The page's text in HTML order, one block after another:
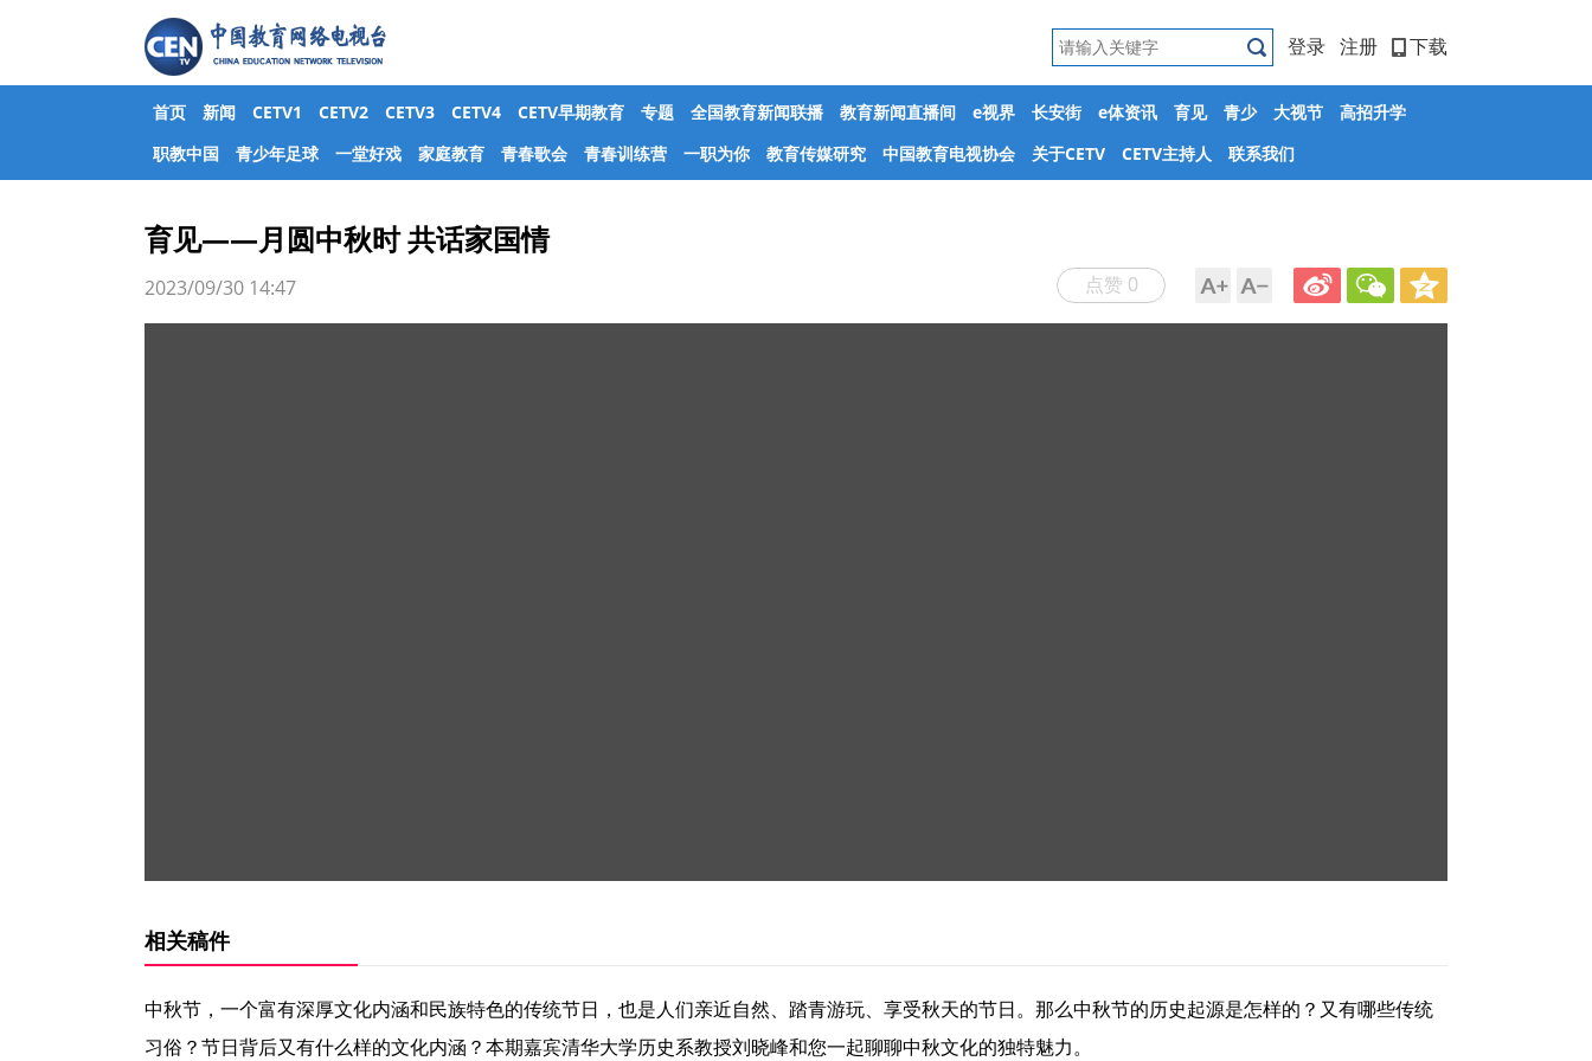
登录 注册 下载
首页 新闻 CETV1 CETV2 CETV3 CETV4 CETV早期教育 专题 全国教育新闻联播 教育新闻直播间 e视界 长安街 e体资讯 育见 青少 大视节
高招升学
职教中国
青少年足球 一堂好戏 家庭教育 青春歌会 青春训练营 一职为你 教育传媒研究 中国教育电视协会 关于CETV CETV主持人 联系我们
育见——月圆中秋时 共话家国情
点赞 0
2023/09/30 14:47
相关稿件
中秋节，一个富有深厚文化内涵和民族特色的传统节日，也是人们亲近自然、踏青游玩、享受秋天的节日。那么中秋节的历史起源是怎样的？又有哪些传统
习俗？节日背后又有什么样的文化内涵？本期嘉宾清华大学历史系教授刘晓峰和您一起聊聊中秋文化的独特魅力。